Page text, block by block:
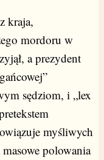
kraja,
mordoru w
a prezydent
sędziom, i „lex
myśliwych
polowania